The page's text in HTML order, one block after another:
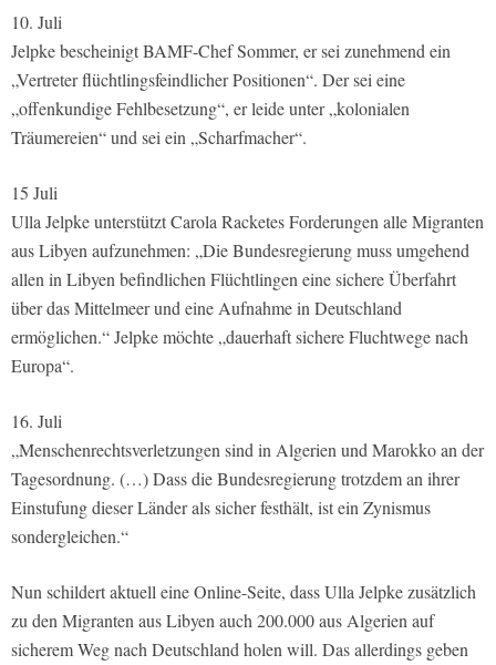
10. Juli
Jelpke bescheinigt BAMF-Chef Sommer, er sei zunehmend ein
„Vertreter flüchtlingsfeindlicher Positionen“. Der sei eine
„offenkundige Fehlbesetzung“, er leide unter „kolonialen
Träumereien“ und sei ein „Scharfmacher“.
15 Juli
Ulla Jelpke unterstützt Carola Racketes Forderungen alle Migranten
aus Libyen aufzunehmen: „Die Bundesregierung muss umgehend
allen in Libyen befindlichen Flüchtlingen eine sichere Überfahrt
über das Mittelmeer und eine Aufnahme in Deutschland
ermöglichen.“ Jelpke möchte „dauerhaft sichere Fluchtwege nach
Europa“.
16. Juli
„Menschenrechtsverletzungen sind in Algerien und Marokko an der
Tagesordnung. (…) Dass die Bundesregierung trotzdem an ihrer
Einstufung dieser Länder als sicher festhält, ist ein Zynismus
sondergleichen.“
Nun schildert aktuell eine Online-Seite, dass Ulla Jelpke zusätzlich
zu den Migranten aus Libyen auch 200.000 aus Algerien auf
sicherem Weg nach Deutschland holen will. Das allerdings geben